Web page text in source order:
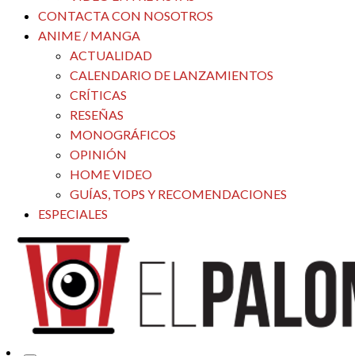
CONTACTA CON NOSOTROS
ANIME / MANGA
ACTUALIDAD
CALENDARIO DE LANZAMIENTOS
CRÍTICAS
RESEÑAS
MONOGRÁFICOS
OPINIÓN
HOME VIDEO
GUÍAS, TOPS Y RECOMENDACIONES
ESPECIALES